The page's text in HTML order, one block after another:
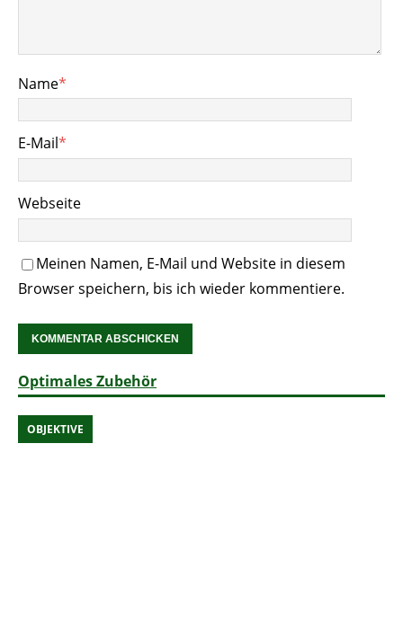
Name*
E-Mail*
Webseite
Meinen Namen, E-Mail und Website in diesem
Browser speichern, bis ich wieder kommentiere.
Optimales Zubehör
OBJEKTIVE